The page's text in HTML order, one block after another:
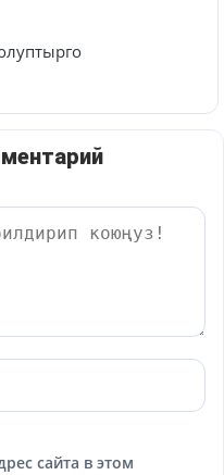
сайта в этом